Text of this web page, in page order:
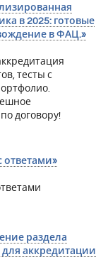
в 2025: готовые
в ФАЦ.»
тесты с
договору!
ответами»
раздела
аккредитации